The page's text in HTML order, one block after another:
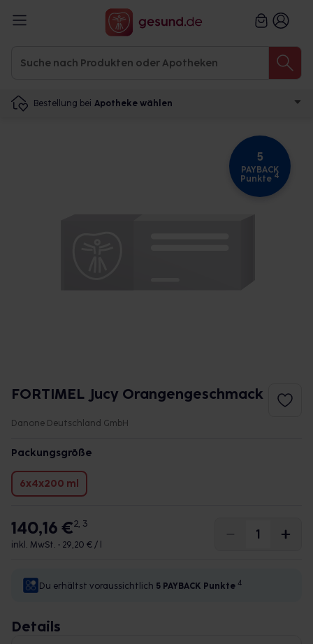
Bestellung bei Apotheke wählen
5
PAYBACK
Punkte 4
FORTIMEL Jucy Orangengeschmack
Danone Deutschland GmbH
Packungsgröße
6x4x200 ml
140,16 €2, 3
inkl. MwSt. • 29,20 € / l
Du erhältst voraussichtlich 5 PAYBACK Punkte 4
Details